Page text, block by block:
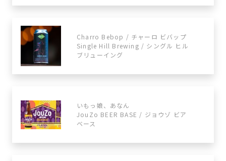
Charro Bebop / チャーロ ビバップ
Single Hill Brewing / シングル ヒル
ブリューイング
いもっ娘、あなん
JouZo BEER BASE / ジョウゾ ビア
ベース